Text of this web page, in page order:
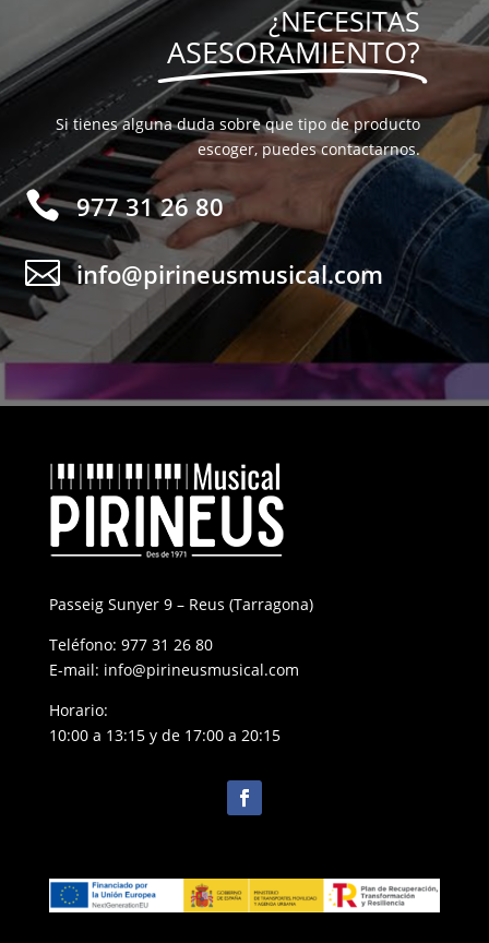
¿NECESITAS
ASESORAMIENTO?
Si tienes alguna duda sobre que tipo de producto
escoger, puedes contactarnos.
 977 31 26 80
 info@pirineusmusical.com
Passeig Sunyer 9 – Reus (Tarragona)
Teléfono: 977 31 26 80
E-mail: info@pirineusmusical.com
Horario:
10:00 a 13:15 y de 17:00 a 20:15